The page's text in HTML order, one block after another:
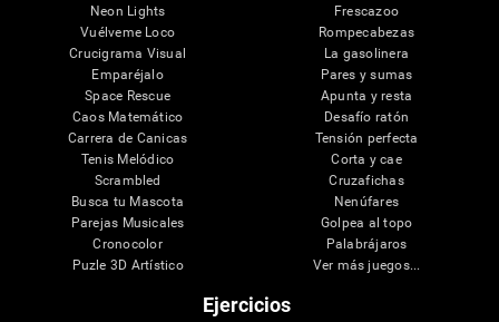
Neon Lights
Vuélveme Loco
Crucigrama Visual
Emparéjalo
Space Rescue
Caos Matemático
Carrera de Canicas
Tenis Melódico
Scrambled
Busca tu Mascota
Parejas Musicales
Cronocolor
Puzle 3D Artístico
Frescazoo
Rompecabezas
La gasolinera
Pares y sumas
Apunta y resta
Desafío ratón
Tensión perfecta
Corta y cae
Cruzafichas
Nenúfares
Golpea al topo
Palabrájaros
Ver más juegos...
Ejercicios